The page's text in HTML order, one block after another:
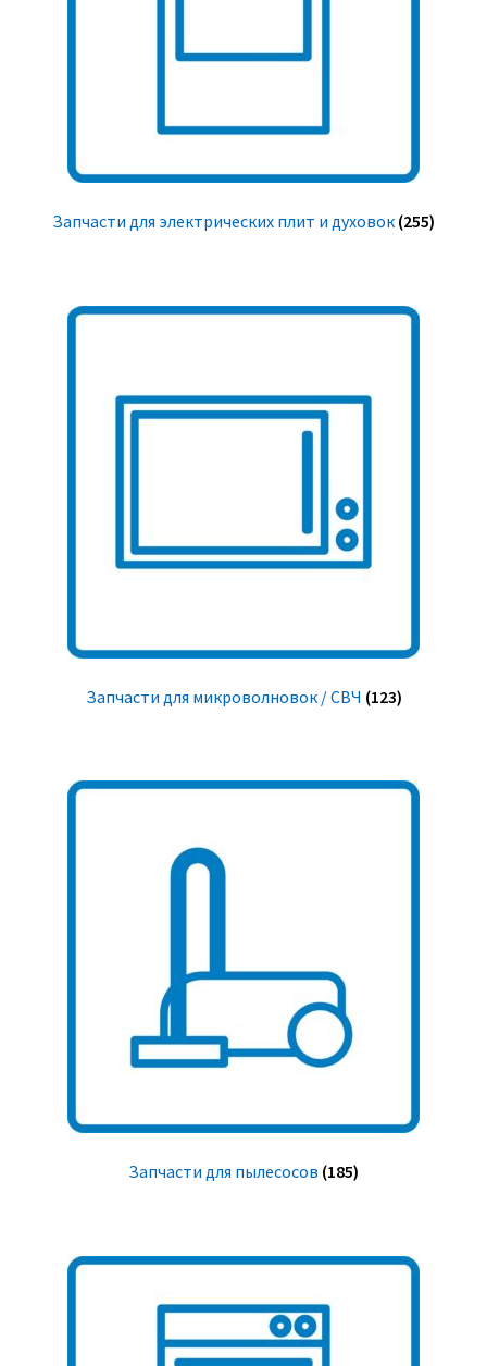
Запчасти для электрических плит и духовок (255)
Запчасти для микроволновок / СВЧ (123)
Запчасти для пылесосов (185)